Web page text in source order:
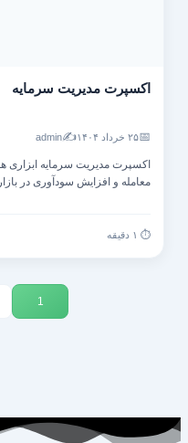
اکسپرت مدیریت سرمایه
۲۵ خرداد ۱۴۰۴ ✍️
admin
اکسپرت مدیریت سرمایه ابزاری
معامله و افزایش سودآوری در